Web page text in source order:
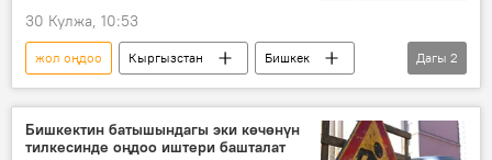
30 Кулжа, 10:53
жол оңдоо Кыргызстан
Бишкек
магистраль
мэрия
Дагы 2
Бишкектин батышындагы эки көчөнүн
тилкесинде оңдоо иштери башталат